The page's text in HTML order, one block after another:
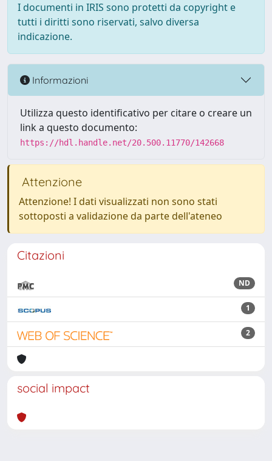
I documenti in IRIS sono protetti da copyright e
tutti i diritti sono riservati, salvo diversa
indicazione.
Informazioni
Utilizza questo identificativo per citare o creare un
link a questo documento:
https://hdl.handle.net/20.500.11770/142668
Attenzione
Attenzione! I dati visualizzati non sono stati
sottoposti a validazione da parte dell'ateneo
Citazioni
ND
1
2
social impact